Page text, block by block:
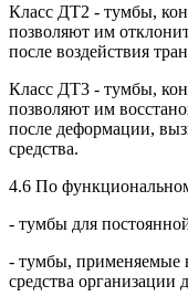
Класс ДТ2 - тумбы,
позволяют им
после воздействия
Класс ДТ3 - тумбы,
позволяют им
после деформации,
средства.
4.6 По
- тумбы для
- тумбы, применяемые
средства